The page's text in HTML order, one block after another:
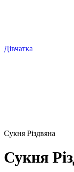
Дівчатка
Сукня Різдвяна
Сукня